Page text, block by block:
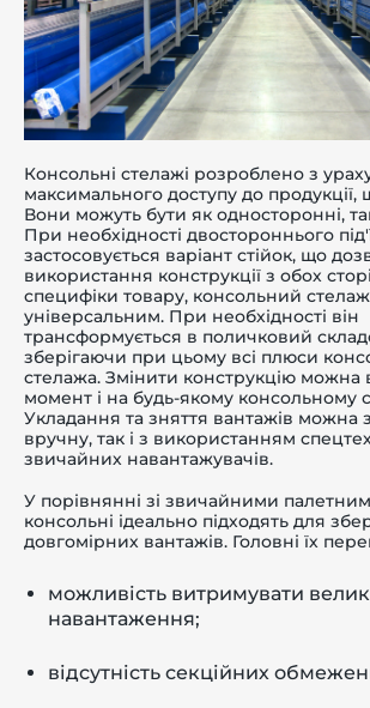
Консольні стелажі розроблено з
максимального доступу до продукції,
Вони можуть бути як односторонні,
При необхідності двостороннього
застосовується варіант стійок, що
використання конструкції з обох
специфіки товару, консольний
універсальним. При необхідності він
трансформується в поличковий
зберігаючи при цьому всі плюси
стелажа. Змінити конструкцію можна
момент і на будь-якому консольному
Укладання та зняття вантажів можна
вручну, так і з використанням
звичайних навантажувачів.
У порівнянні зі звичайними
консольні ідеально підходять для
довгомірних вантажів. Головні їх
можливість витримувати
навантаження;
відсутність секційних